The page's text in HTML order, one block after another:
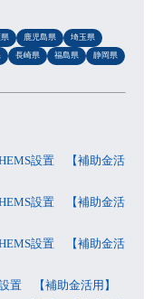
鹿児島県
埼玉県
長崎県 福島県 静岡県
設置 【補助金活
設置 【補助金活
設置 【補助金活
置 【補助金活用】